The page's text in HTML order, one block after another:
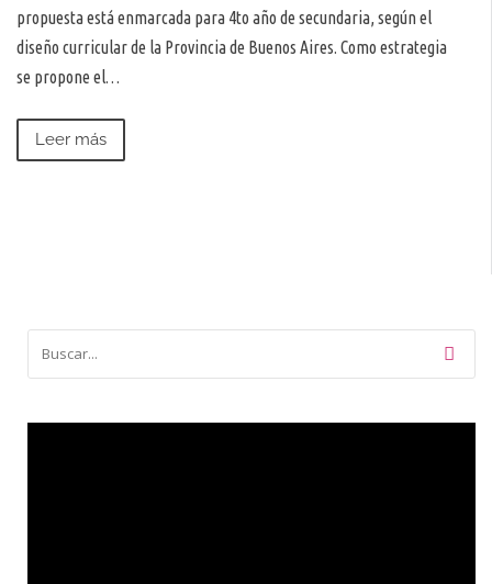
propuesta está enmarcada para 4to año de secundaria, según el
diseño curricular de la Provincia de Buenos Aires. Como estrategia
se propone el…
Leer más